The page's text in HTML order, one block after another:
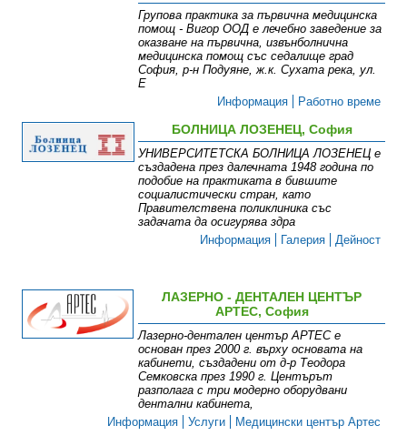
Групова практика за първична медицинска
помощ - Вигор ООД е лечебно заведение за
оказване на първична, извънболнична
медицинска помощ със седалище град
София, р-н Подуяне, ж.к. Сухата река, ул.
Е
Информация
Работно време
БОЛНИЦА ЛОЗЕНЕЦ, София
УНИВЕРСИТЕТСКА БОЛНИЦА ЛОЗЕНЕЦ е
създадена през далечната 1948 година по
подобие на практиката в бившите
социалистически стран, като
Правителствена поликлиника със
задачата да осигурява здра
Информация
Галерия Дейност
ЛАЗЕРНО - ДЕНТАЛЕН ЦЕНТЪР
АРТЕС, София
Лазерно-дентален център АРТЕС е
основан през 2000 г. върху основата на
кабинети, създадени от д-р Теодора
Семковска през 1990 г. Центърът
разполага с три модерно оборудвани
дентални кабинета,
Информация
Услуги Медицински център Артес